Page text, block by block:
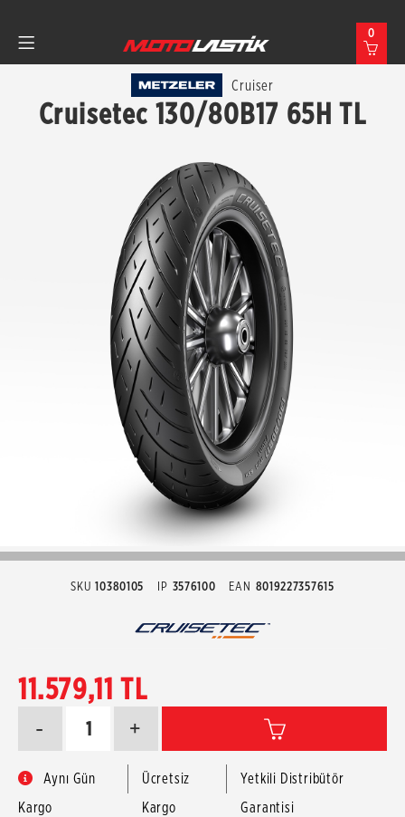
0
Cruiser
Cruisetec 130/80B17 65H TL
SKU 10380105 IP 3576100 EAN 8019227357615
11.579,11 TL
+
-
Aynı Gün
Kargo
Ücretsiz
Kargo
Yetkili Distribütör
Garantisi